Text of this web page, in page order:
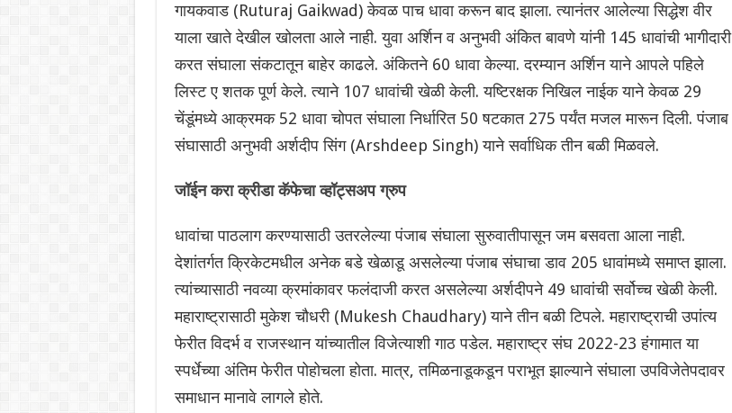
गायकवाड (Ruturaj Gaikwad) केवळ पाच धावा करून बाद झाला. त्यानंतर आलेल्या सिद्धेश वीर
याला खाते देखील खोलता आले नाही. युवा अर्शिन व अनुभवी अंकित बावणे यांनी 145 धावांची भागीदारी
करत संघाला संकटातून बाहेर काढले. अंकितने 60 धावा केल्या. दरम्यान अर्शिन याने आपले पहिले
लिस्ट ए शतक पूर्ण केले. त्याने 107 धावांची खेळी केली. यष्टिरक्षक निखिल नाईक याने केवळ 29
चेंडूंमध्ये आक्रमक 52 धावा चोपत संघाला निर्धारित 50 षटकात 275 पर्यंत मजल मारून दिली. पंजाब
संघासाठी अनुभवी अर्शदीप सिंग (Arshdeep Singh) याने सर्वाधिक तीन बळी मिळवले.
जॉईन करा क्रीडा कॅफेचा व्हॉट्सअप ग्रुप
धावांचा पाठलाग करण्यासाठी उतरलेल्या पंजाब संघाला सुरुवातीपासून जम बसवता आला नाही.
देशांतर्गत क्रिकेटमधील अनेक बडे खेळाडू असलेल्या पंजाब संघाचा डाव 205 धावांमध्ये समाप्त झाला.
त्यांच्यासाठी नवव्या क्रमांकावर फलंदाजी करत असलेल्या ‌अर्शदीपने 49 धावांची सर्वोच्च खेळी केली.
महाराष्ट्रासाठी मुकेश चौधरी (Mukesh Chaudhary) याने तीन बळी टिपले. महाराष्ट्राची उपांत्य
फेरीत विदर्भ व राजस्थान यांच्यातील विजेत्याशी गाठ पडेल. महाराष्ट्र संघ 2022-23 हंगामात या
स्पर्धेच्या अंतिम फेरीत पोहोचला होता. मात्र, तमिळनाडूकडून पराभूत झाल्याने संघाला उपविजेतेपदावर
समाधान मानावे लागले होते.